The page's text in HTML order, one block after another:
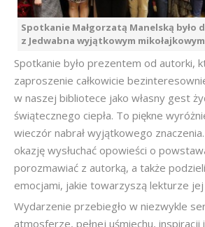
Spotkanie Małgorzatą Manelską było
z Jedwabna wyjątkowym
Spotkanie było prezentem od autorki,
zaproszenie całkowicie
w naszej bibliotece jako własny gest
świątecznego ciepła. To piękne
wieczór nabrał wyjątkowego
okazję wysłuchać opowieści o
porozmawiać z autorką, a także
emocjami, jakie towarzyszą lekturze jej
Wydarzenie przebiegło w niezwykle
atmosferze, pełnej uśmiechu, inspiracji